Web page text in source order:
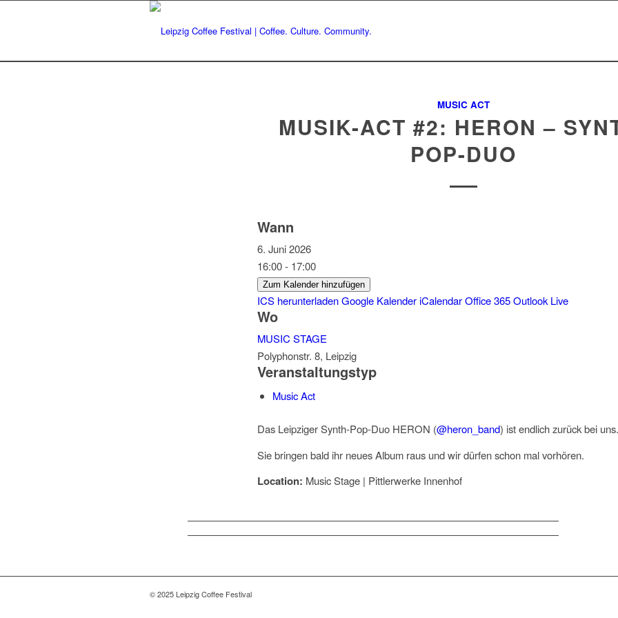
MUSIC ACT
MUSIK-ACT #2: HERON –
POP-DUO
Wann
6. Juni 2026
16:00 - 17:00
Zum Kalender hinzufügen
ICS herunterladenGoogle KalenderiCalendarOffice 365Outlook Live
Wo
MUSIC STAGE
Polyphonstr. 8, Leipzig
Veranstaltungstyp
Music Act
Das Leipziger Synth-Pop-Duo HERON (@heron_band) ist endlich zurück bei uns.
Sie bringen bald ihr neues Album raus und wir dürfen schon mal vorhören.
Location: Music Stage | Pittlerwerke Innenhof
© 2025 Leipzig Coffee Festival